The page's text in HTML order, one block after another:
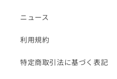
ニュース
利用規約
特定商取引法に基づく表記